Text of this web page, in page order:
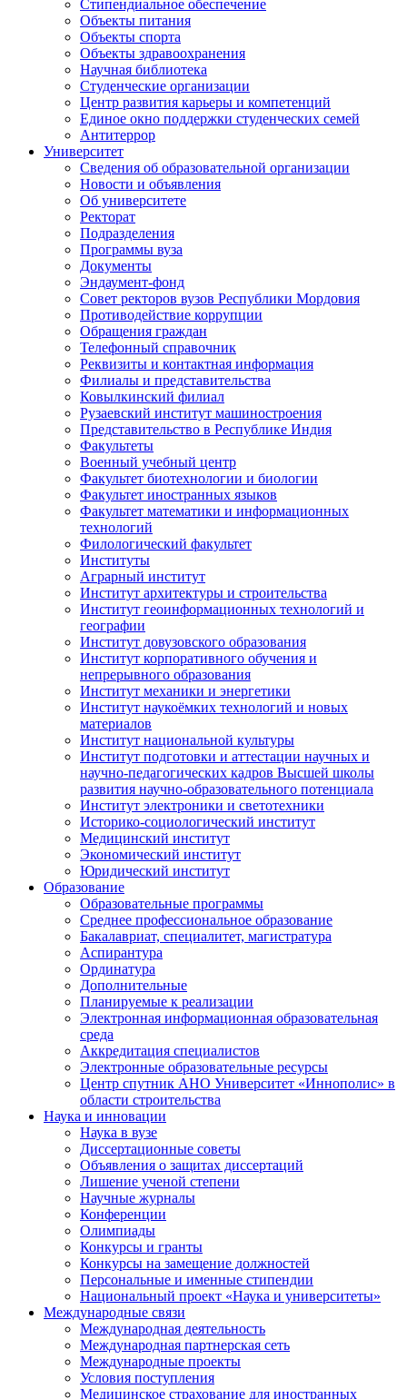
Стипендиальное обеспечение
Объекты питания
Объекты спорта
Объекты здравоохранения
Научная библиотека
Студенческие организации
Центр развития карьеры и компетенций
Единое окно поддержки студенческих семей
Антитеррор
Университет
Сведения об образовательной организации
Новости и объявления
Об университете
Ректорат
Подразделения
Программы вуза
Документы
Эндаумент-фонд
Совет ректоров вузов Республики Мордовия
Противодействие коррупции
Обращения граждан
Телефонный справочник
Реквизиты и контактная информация
Филиалы и представительства
Ковылкинский филиал
Рузаевский институт машиностроения
Представительство в Республике Индия
Факультеты
Военный учебный центр
Факультет биотехнологии и биологии
Факультет иностранных языков
Факультет математики и информационных
технологий
Филологический факультет
Институты
Аграрный институт
Институт архитектуры и строительства
Институт геоинформационных технологий и
географии
Институт довузовского образования
Институт корпоративного обучения и
непрерывного образования
Институт механики и энергетики
Институт наукоёмких технологий и новых
материалов
Институт национальной культуры
Институт подготовки и аттестации научных и
научно-педагогических кадров Высшей школы
развития научно-образовательного потенциала
Институт электроники и светотехники
Историко-социологический институт
Медицинский институт
Экономический институт
Юридический институт
Образование
Образовательные программы
Среднее профессиональное образование
Бакалавриат, специалитет, магистратура
Аспирантура
Ординатура
Дополнительные
Планируемые к реализации
Электронная информационная образовательная
среда
Аккредитация специалистов
Электронные образовательные ресурсы
Центр спутник АНО Университет «Иннополис» в
области строительства
Наука и инновации
Наука в вузе
Диссертационные советы
Объявления о защитах диссертаций
Лишение ученой степени
Научные журналы
Конференции
Олимпиады
Конкурсы и гранты
Конкурсы на замещение должностей
Персональные и именные стипендии
Национальный проект «Наука и университеты»
Международные связи
Международная деятельность
Международная партнерская сеть
Международные проекты
Условия поступления
Медицинское страхование для иностранных